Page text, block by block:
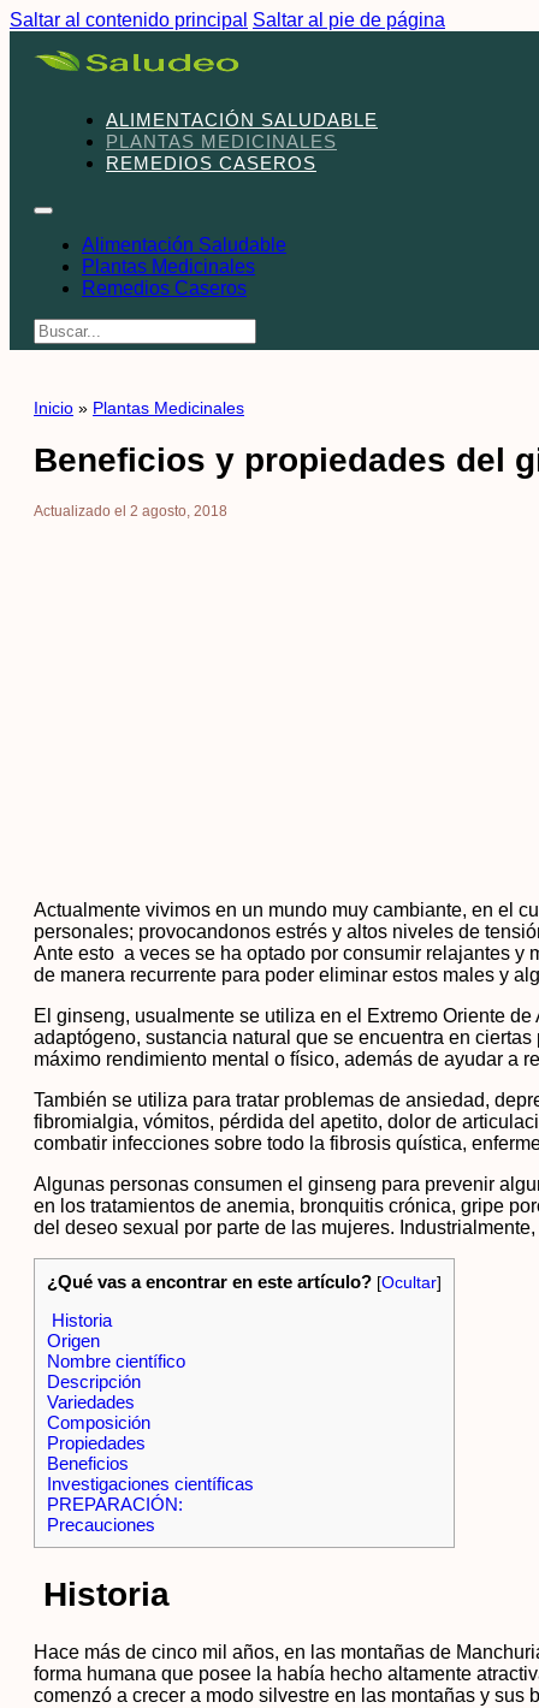
Saltar al contenido principal Saltar al pie de página
ALIMENTACIÓN SALUDABLE
PLANTAS MEDICINALES
REMEDIOS CASEROS
Alimentación Saludable
Plantas Medicinales
Remedios Caseros
Buscar
Inicio » Plantas Medicinales
Beneficios y propiedades del
Actualizado el 2 agosto, 2018
Actualmente vivimos en un mundo muy cambiante, en el
personales; provocandonos estrés y altos niveles de
Ante esto a veces se ha optado por consumir relajantes y
de manera recurrente para poder eliminar estos males y
El ginseng, usualmente se utiliza en el Extremo Oriente
adaptógeno, sustancia natural que se encuentra en
máximo rendimiento mental o físico, además de ayudar a
También se utiliza para tratar problemas de ansiedad,
fibromialgia, vómitos, pérdida del apetito, dolor de
combatir infecciones sobre todo la fibrosis quística,
Algunas personas consumen el ginseng para prevenir
en los tratamientos de anemia, bronquitis crónica, gripe
del deseo sexual por parte de las mujeres.
¿Qué vas a encontrar en este artículo? [Ocultar]
Historia
Origen
Nombre científico
Descripción
Variedades
Composición
Propiedades
Beneficios
Investigaciones científicas
PREPARACIÓN:
Precauciones
Historia
Hace más de cinco mil años, en las montañas de
forma humana que posee la había hecho altamente
comenzó a crecer a modo silvestre en las montañas y